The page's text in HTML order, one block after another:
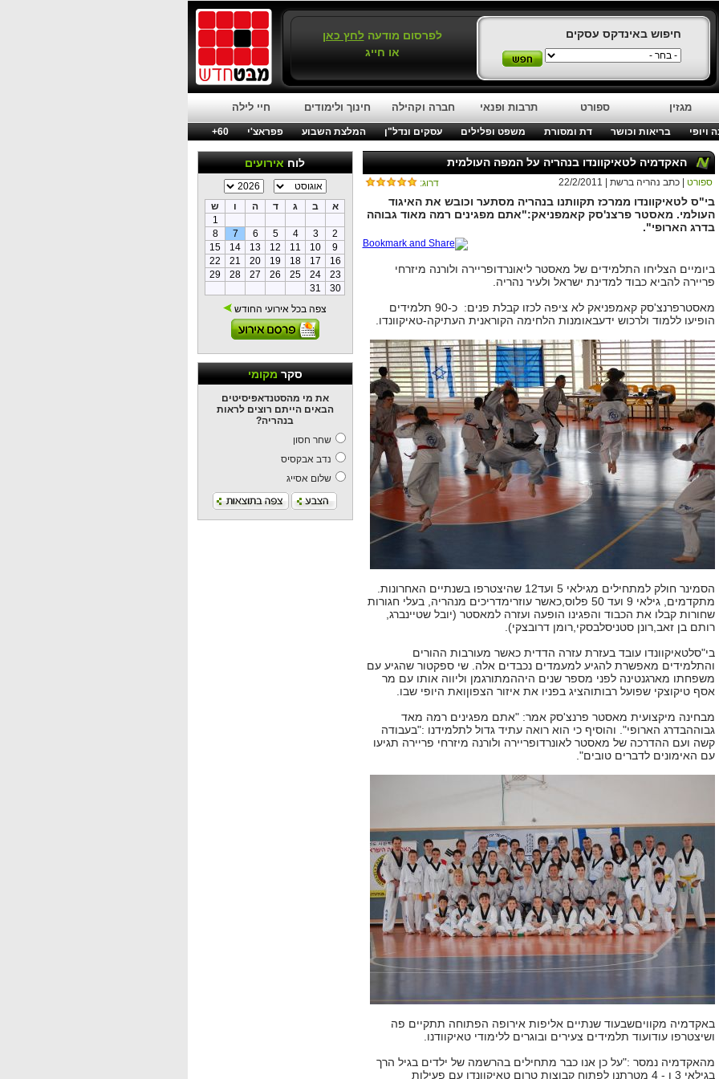
חיפוש באינדקס עסקים לפרסום מודעהלחץ כאן
או חייג
מגזין ספורט תרבות ופנאי חברה וקהילה חינוך ולימודים חיי לילה
ויופי בריאות וכושר דת ומסורת משפט ופלילים עסקים ונדל"ן המלצת השבוע פפראצ'י
60+
לוחאירועים
א ב ג ד ה ו
ש
1
2
3
4
5
6
7
8
9
10
11
12
13
14
15
16
17
18
19
20
21
22
23
24
25
26
27
28
29
30
31
צפה בכל אירועי החודש
סקרמקומי
את מי מהסטנדאפיסיטים
הבאים הייתם רוצים לראות
בנהריה?
שחר חסון
נדב אבקסיס
שלום אסייג
האקדמיה לטאיקוונדו בנהריה על המפה העולמית
דרוג: ספורט | כתב נהריה ברשת | 22/2/2011
בי"ס לטאיקוונדו ממרכז תקוותנו בנהריה מסתער וכובש את האיגוד
העולמי. מאסטר פרצנ'סק קאמפניאק:"אתם מפגינים רמה מאוד גבוהה
בדרג הארופי".
ביומיים הצליחו התלמידים של מאסטר ליאונרדופריירה ולורנה מיזרחי
פריירה להביא כבוד למדינת ישראל ולעיר נהריה
מאסטרפרנצ'סק קאמפניאק לא ציפה לכזו קבלת פנים: כ-90 תלמידים
הופיעו ללמוד ולרכוש ידעבאומנות הלחימה הקוראנית העתיקה-טאיקוונדו.
הסמינר חולק למתחילים מגילאי 5 ועד 12 שהיצטרפו בשנתיים האחרונות.
מתקדמים, גילאי 9 ועד 50 פלוס
,כאשר עוזרימדריכים מנהריה, בעלי חגורות
שחורות קבלו את הכבוד והפגינו הופעה ועזרה למאסטר (יובל שטיינברג,
רותם בן זאב,רונן סטניסלבסקי ,רומן דרובצקי).
בי"סלטאיקוונדו עובד בעזרת עזרה הדדית כאשר מעורבות ההורים
והתלמידים מאפשרת להגיע למעמדים נכבדים אלה. שי ספקטור שהגיע עם
משפחתו מארגנטינה לפני מספר שנים היההמתורגמן וליווה אותו עם מר
אסף טיקוצקי שפועל רבותוהציג בפניו את איזור הצפוןואת היופי שבו
מבחינה מיקצועית מאסטר פרנצ'סק אמר: "אתם מפגינים רמה מאד
גבוההבדרג הארופי". והוסיף כי הוא רואה עתיד גדול לתלמידנו :"בעבודה
קשה ועם ההדרכה של מאסטר לאונרדופריירה ולורנה מיזרחי פריירה תגיעו
עם האימונים לדברים טובים".
באקדמיה מקוויםשבעוד שנתיים אליפות אירופה הפתוחה תתקיים פה
ושיצטרפו עודועוד תלמידים צעירים ובוגרים ללימודי טאיקוודנו.
מהאקדמיה נמסר :"על כן אנו כבר מתחילים בהרשמה של ילדים בגיל הרך
בגילאי 3 ו - 4
מטרתנו לפתוח קבוצות טרום טאיקוונדו עם פעילות